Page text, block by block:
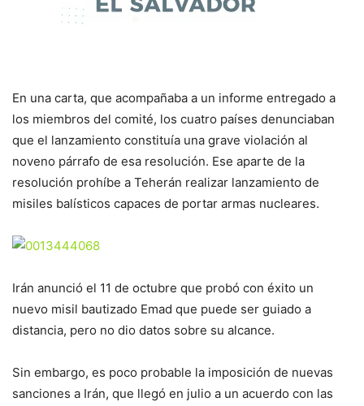
En una carta, que acompañaba a un informe entregado a
los miembros del comité, los cuatro países denunciaban
que el lanzamiento constituía una grave violación al
noveno párrafo de esa resolución. Ese aparte de la
resolución prohíbe a Teherán realizar lanzamiento de
misiles balísticos capaces de portar armas nucleares.
Irán anunció el 11 de octubre que probó con éxito un
nuevo misil bautizado Emad que puede ser guiado a
distancia, pero no dio datos sobre su alcance.
Sin embargo, es poco probable la imposición de nuevas
sanciones a Irán, que llegó en julio a un acuerdo con las